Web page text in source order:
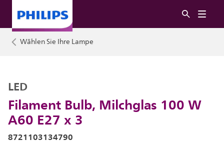
Wählen Sie Ihre Lampe
Filament Bulb, Milchglas 100 W
A60 E27 x 3
LED
8721103134790